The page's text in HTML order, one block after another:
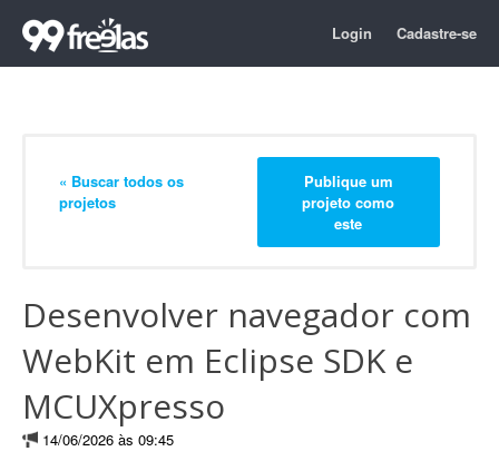
Login Cadastre-se
« Buscar todos os
projetos
Publique um
projeto como
este
Desenvolver navegador com
WebKit em Eclipse SDK e
MCUXpresso
14/06/2026 às 09:45